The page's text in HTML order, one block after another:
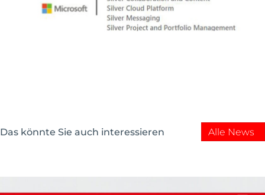
Das könnte Sie auch interessieren Alle News